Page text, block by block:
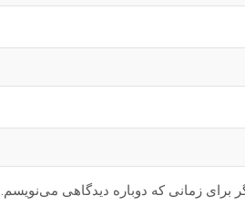
برای زمانی که دوباره دیدگاهی می‌نویسم.